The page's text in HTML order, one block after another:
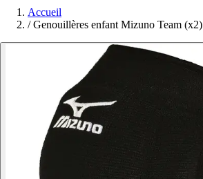
Accueil
/ Genouillères enfant Mizuno Team (x2)